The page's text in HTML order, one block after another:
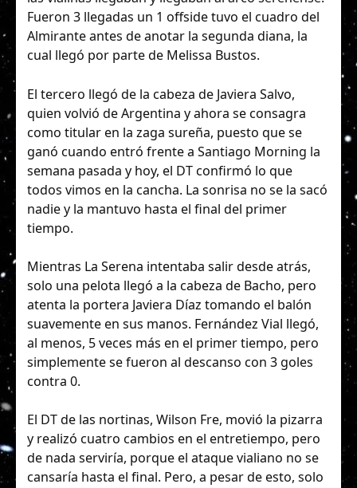
Fueron 3 llegadas un 1 offside tuvo el cuadro del
Almirante antes de anotar la segunda diana, la
cual llegó por parte de Melissa Bustos.
El tercero llegó de la cabeza de Javiera Salvo,
quien volvió de Argentina y ahora se consagra
como titular en la zaga sureña, puesto que se
ganó cuando entró frente a Santiago Morning la
semana pasada y hoy, el DT confirmó lo que
todos vimos en la cancha. La sonrisa no se la sacó
nadie y la mantuvo hasta el final del primer
tiempo.
Mientras La Serena intentaba salir desde atrás,
solo una pelota llegó a la cabeza de Bacho, pero
atenta la portera Javiera Díaz tomando el balón
suavemente en sus manos. Fernández Vial llegó,
al menos, 5 veces más en el primer tiempo, pero
simplemente se fueron al descanso con 3 goles
contra 0.
El DT de las nortinas, Wilson Fre, movió la pizarra
y realizó cuatro cambios en el entretiempo, pero
de nada serviría, porque el ataque vialiano no se
cansaría hasta el final. Pero, a pesar de esto, solo